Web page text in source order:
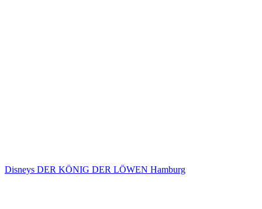
Disneys DER KÖNIG DER LÖWEN Hamburg